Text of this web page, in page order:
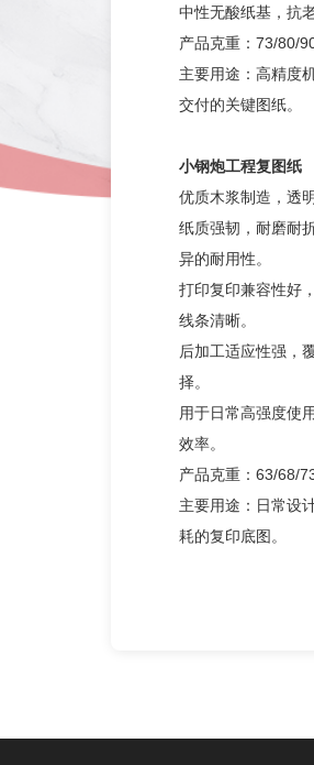
中性无酸纸基，抗
产品克重：73/80/
主要用途：高精度
交付的关键图纸。
小钢炮工程复图纸
优质木浆制造，透
纸质强韧，耐磨耐
异的耐用性。
打印复印兼容性好
线条清晰。
后加工适应性强，
择。
用于日常高强度使
效率。
产品克重：63/68/
主要用途：日常设
耗的复印底图。